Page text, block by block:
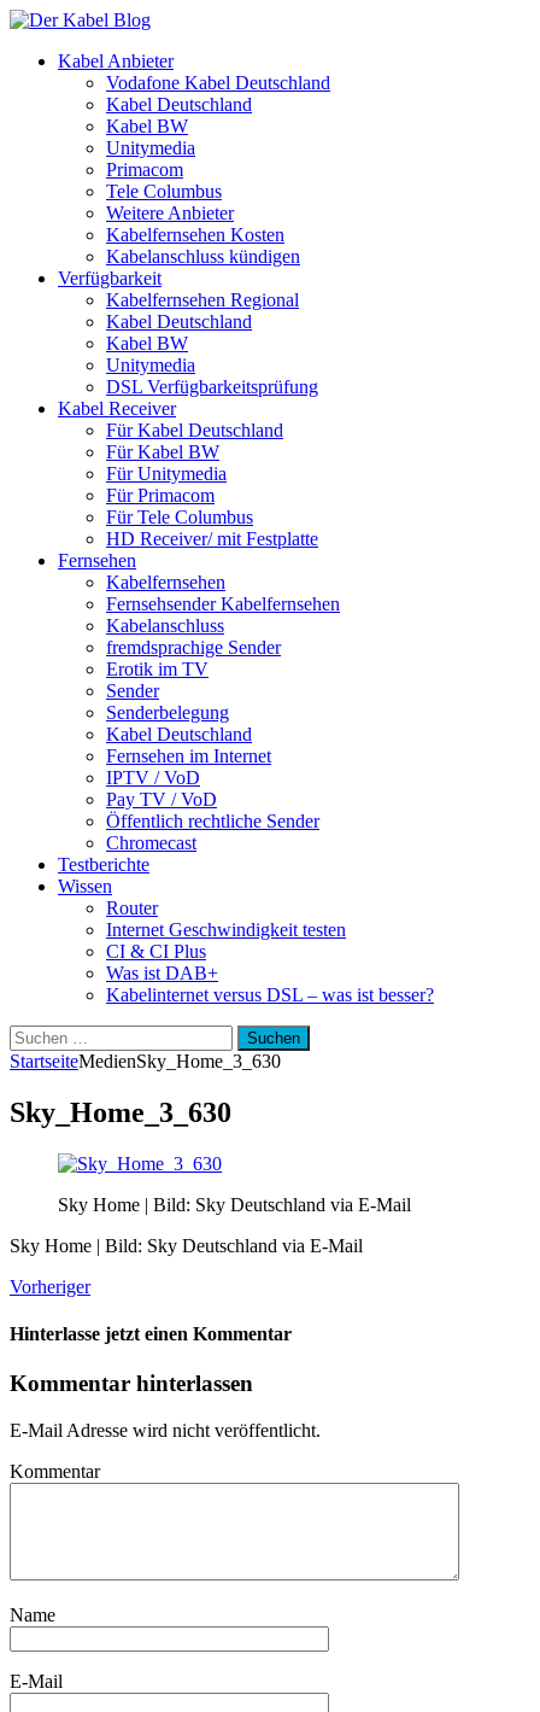
Kabel Anbieter
Vodafone Kabel Deutschland
Kabel Deutschland
Kabel BW
Unitymedia
Primacom
Tele Columbus
Weitere Anbieter
Kabelfernsehen Kosten
Kabelanschluss kündigen
Verfügbarkeit
Kabelfernsehen Regional
Kabel Deutschland
Kabel BW
Unitymedia
DSL Verfügbarkeitsprüfung
Kabel Receiver
Für Kabel Deutschland
Für Kabel BW
Für Unitymedia
Für Primacom
Für Tele Columbus
HD Receiver/ mit Festplatte
Fernsehen
Kabelfernsehen
Fernsehsender Kabelfernsehen
Kabelanschluss
fremdsprachige Sender
Erotik im TV
Sender
Senderbelegung
Kabel Deutschland
Fernsehen im Internet
IPTV / VoD
Pay TV / VoD
Öffentlich rechtliche Sender
Chromecast
Testberichte
Wissen
Router
Internet Geschwindigkeit testen
CI & CI Plus
Was ist DAB+
Kabelinternet versus DSL – was ist besser?
Suchen
nach:
StartseiteMedienSky_Home_3_630
Sky_Home_3_630
Sky Home | Bild: Sky Deutschland via E-Mail
Sky Home | Bild: Sky Deutschland via E-Mail
Vorheriger
Hinterlasse jetzt einen Kommentar
Kommentar hinterlassen
E-Mail Adresse wird nicht veröffentlicht.
Kommentar
Name
E-Mail